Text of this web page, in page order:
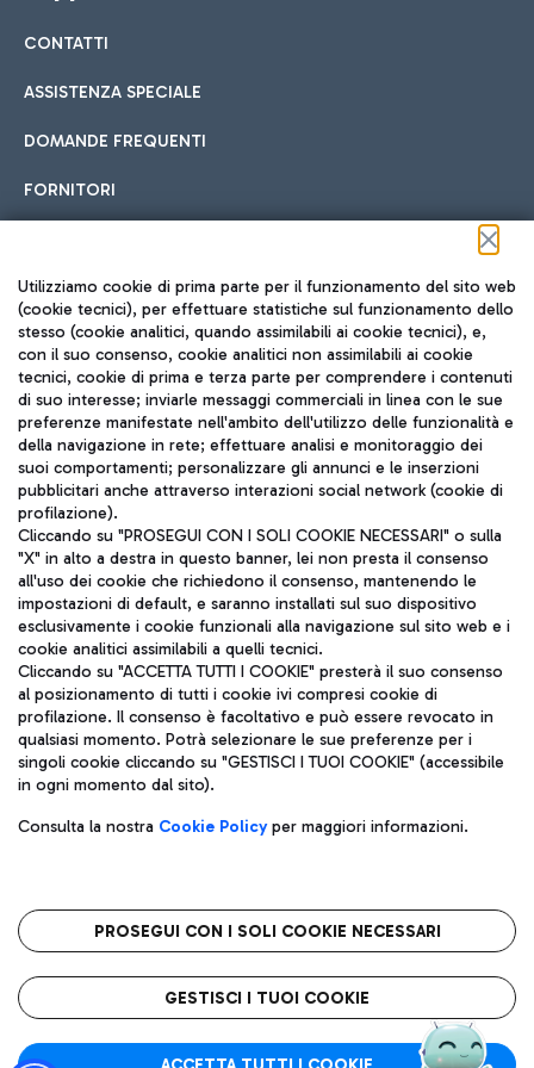
Cucina Internazionale
Fast Food
Pizza
Gelateria
Wine Bar & Sparkling
Hotel in aeroporto
Scegli l'alloggio più adatto e approfitta della vicinanza
all'aeroporto.
Car sharing
Con il Car Sharing è ancora più facile spostarsi
Treno
Raggiungi velocemente l'aeroporto di Fiumicino da Roma
tramite i servizi ferroviari Trenitalia.
Autobus
Scopri le linee di autobus per raggiungere l'aeroporto
Leonardo Da Vinci.
Raggiungi l’aeroporto senza pensieri con il servizio di taxi a
Ristoranti
Scopri la nostra offerta per una pausa gustosa in aeroporto
Mappa Aeroporto Fiumicino
CONTATTI
ASSISTENZA SPECIALE
DOMANDE FREQUENTI
FORNITORI
Seguici sui social
TRAVEL JOURNAL
ITA
Aeroporti di Roma S.p.A. - Società soggetta a direzione e
coordinamento di Mundys S.p.A.
Codice fiscale e Registro delle Imprese di Roma 13032990155 P.
IVA 06572251004
Capitale sociale 62.224.743,00 int. vers.
Sede legale: Via Pier Paolo Racchetti 1 - 00054 Fiumicino (RM)
telefono +39 06 65951
Privacy policy
Note legali
Roma FCO
L'aeroporto stellato
Utilizziamo cookie di prima parte per il funzionamento del sito web
(cookie tecnici), per effettuare statistiche sul funzionamento dello
stesso (cookie analitici, quando assimilabili ai cookie tecnici), e,
con il suo consenso, cookie analitici non assimilabili ai cookie
tecnici, cookie di prima e terza parte per comprendere i contenuti
di suo interesse; inviarle messaggi commerciali in linea con le sue
preferenze manifestate nell'ambito dell'utilizzo delle funzionalità e
della navigazione in rete; effettuare analisi e monitoraggio dei
suoi comportamenti; personalizzare gli annunci e le inserzioni
pubblicitari anche attraverso interazioni social network (cookie di
profilazione).
Cliccando su "PROSEGUI CON I SOLI COOKIE NECESSARI" o sulla
"X" in alto a destra in questo banner, lei non presta il consenso
all'uso dei cookie che richiedono il consenso, mantenendo le
impostazioni di default, e saranno installati sul suo dispositivo
esclusivamente i cookie funzionali alla navigazione sul sito web e i
cookie analitici assimilabili a quelli tecnici.
Cliccando su "ACCETTA TUTTI I COOKIE" presterà il suo consenso
al posizionamento di tutti i cookie ivi compresi cookie di
profilazione. Il consenso è facoltativo e può essere revocato in
qualsiasi momento. Potrà selezionare le sue preferenze per i
singoli cookie cliccando su "GESTISCI I TUOI COOKIE" (accessibile
in ogni momento dal sito).
Consulta la nostra Cookie Policyper maggiori informazioni.
PROSEGUI CON I SOLI COOKIE NECESSARI
GESTISCI I TUOI COOKIE